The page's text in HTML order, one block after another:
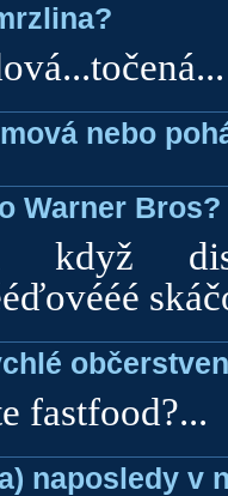
nebo
Warner Bros?
fastfood?...
naposledy v